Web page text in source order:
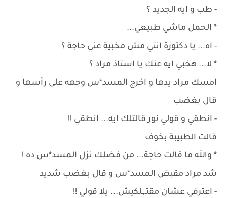
- طب و ايه الجديد ؟
* الحمل ماشي طبيعي...
- اه... يا دكتورة انتي مش مخبية عني حاجة ؟
* لا... هخبي ايه عنك يا استاذ مراد ؟
امسك مراد يدها و اخرج المسد*س وجهه على رأسها و
قال بغضب
- انطقي و قولي نور قالتلك ايه... انطقي !!
قالت الطبيبة بخوف
* والله ما قالت حاجة... من فضلك نزل المسد*س ده !
شد مراد مقبض المسد*س و قال بغضب شديد
- اعترفي عشان مقتـ,ـلكيش... يلا قولي !!